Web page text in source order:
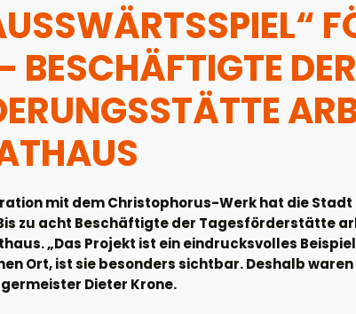
BESCHÄFTIGTE DER
mit dem Christophorus-Werk hat die Stadt
zu acht Beschäftigte der Tagesförderstätte
„Das Projekt ist ein eindrucksvolles
Ort, ist sie besonders sichtbar. Deshalb
Dieter Krone.